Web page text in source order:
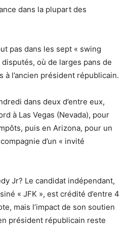
dans la plupart des
pas dans les sept « swing
où de larges pans de
à l’ancien président républicain.
dans deux d’entre eux,
à Las Vegas (Nevada), pour
puis en Arizona, pour un
d’un « invité
Jr? Le candidat indépendant,
« JFK », est crédité d’entre 4
mais l’impact de son soutien
président républicain reste